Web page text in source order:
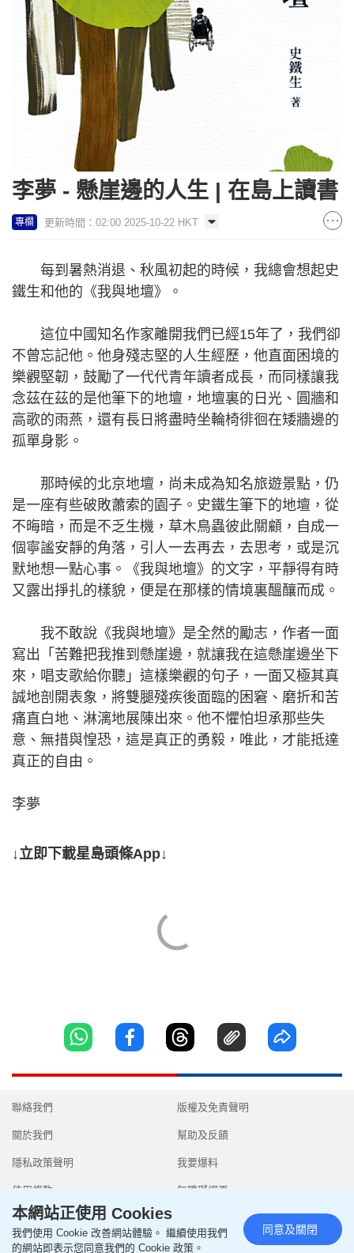
李夢 - 懸崖邊的人生 | 在島上讀書
專欄 更新時間：02:00 2025-10-22 HKT
每到暑熱消退、秋風初起的時候，我總會想起史
鐵生和他的《我與地壇》。
這位中國知名作家離開我們已經15年了，我們卻
不曾忘記他。他身殘志堅的人生經歷，他直面困境的
樂觀堅韌，鼓勵了一代代青年讀者成長，而同樣讓我
念茲在茲的是他筆下的地壇，地壇裏的日光、圓牆和
高歌的雨燕，還有長日將盡時坐輪椅徘徊在矮牆邊的
孤單身影。
那時候的北京地壇，尚未成為知名旅遊景點，仍
是一座有些破敗蕭索的園子。史鐵生筆下的地壇，從
不晦暗，而是不乏生機，草木鳥蟲彼此關顧，自成一
個寧謐安靜的角落，引人一去再去，去思考，或是沉
默地想一點心事。《我與地壇》的文字，平靜得有時
又露出掙扎的樣貌，便是在那樣的情境裏醞釀而成。
我不敢說《我與地壇》是全然的勵志，作者一面
寫出「苦難把我推到懸崖邊，就讓我在這懸崖邊坐下
來，唱支歌給你聽」這樣樂觀的句子，一面又極其真
誠地剖開表象，將雙腿殘疾後面臨的困窘、磨折和苦
痛直白地、淋漓地展陳出來。他不懼怕坦承那些失
意、無措與惶恐，這是真正的勇毅，唯此，才能抵達
真正的自由。
李夢
↓立即下載星島頭條App↓
聯絡我們
關於我們
隱私政策聲明
使用條款
版權及免責聲明
幫助及反饋
我要爆料
無障礙網頁
本網站正使用 Cookies
我們使用 Cookie 改善網站體驗。 繼續使用我們
的網站即表示您同意我們的 Cookie 政策。
同意及關閉